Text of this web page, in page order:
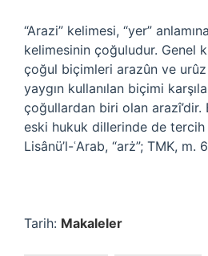
“Arazi” kelimesi, “yer”
kelimesinin çoğuludur. Genel
çoğul biçimleri arazûn ve
yaygın kullanılan biçimi
çoğullardan biri olan
eski hukuk dillerinde de
Lisânü’l-ʿArab, “arż”; TMK, m.
Tarih: Makaleler